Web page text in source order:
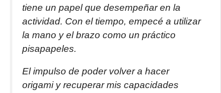
tiene un papel que desempeñar en la
actividad. Con el tiempo, empecé a utilizar
la mano y el brazo como un práctico
pisapapeles.
El impulso de poder volver a hacer
origami y recuperar mis capacidades